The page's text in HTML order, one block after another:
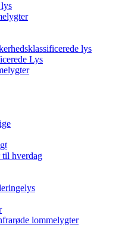
lys
Lys
hverdag
lommelygter